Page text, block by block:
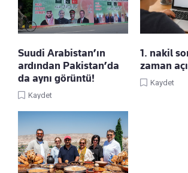
Suudi Arabistan’ın
ardından Pakistan’da
da aynı görüntü!
Kaydet
1. nakil
zaman
Kaydet